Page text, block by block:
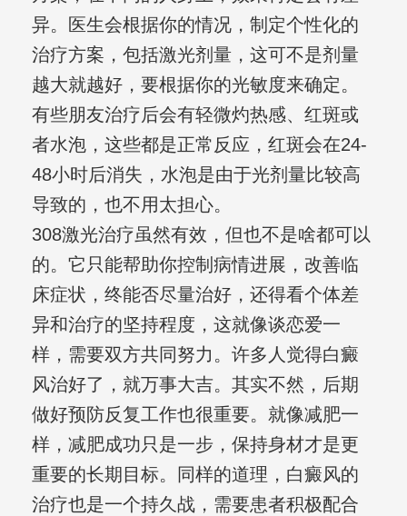
异。医生会根据你的情况，制定个性化的
治疗方案，包括激光剂量，这可不是剂量
越大就越好，要根据你的光敏度来确定。
有些朋友治疗后会有轻微灼热感、红斑或
者水泡，这些都是正常反应，红斑会在24-
48小时后消失，水泡是由于光剂量比较高
导致的，也不用太担心。
308激光治疗虽然有效，但也不是啥都可以
的。它只能帮助你控制病情进展，改善临
床症状，终能否尽量治好，还得看个体差
异和治疗的坚持程度，这就像谈恋爱一
样，需要双方共同努力。许多人觉得白癜
风治好了，就万事大吉。其实不然，后期
做好预防反复工作也很重要。就像减肥一
样，减肥成功只是一步，保持身材才是更
重要的长期目标。同样的道理，白癜风的
治疗也是一个持久战，需要患者积极配合